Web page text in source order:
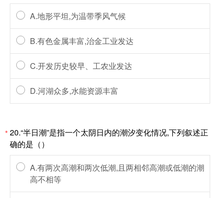
A.地形平坦,为温带季风气候
B.有色金属丰富,治金工业发达
C.开发历史较早、工农业发达
D.河湖众多,水能资源丰富
*20.“半日潮”是指一个太阴日内的潮汐变化情况,下列叙述正
确的是（）
A.有两次高潮和两次低潮,且两相邻高潮或低潮的潮
高不相等